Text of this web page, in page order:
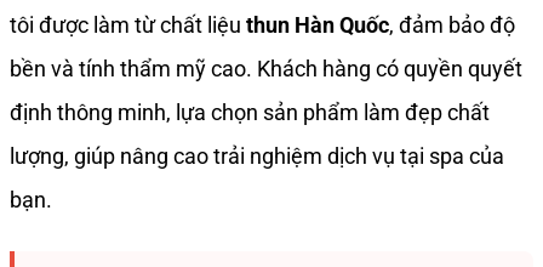
tôi được làm từ chất liệu thun Hàn Quốc, đảm bảo độ
bền và tính thẩm mỹ cao. Khách hàng có quyền quyết
định thông minh, lựa chọn sản phẩm làm đẹp chất
lượng, giúp nâng cao trải nghiệm dịch vụ tại spa của
bạn.